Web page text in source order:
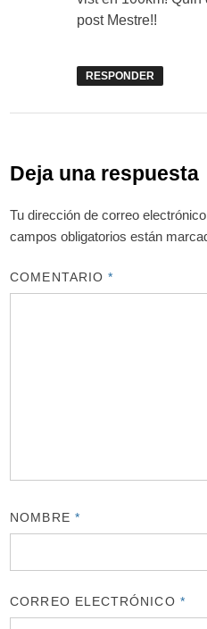
post Mestre!!
RESPONDER
Deja una respuesta
Tu dirección de correo
campos obligatorios están
COMENTARIO*
NOMBRE *
CORREO ELECTRÓNICO *